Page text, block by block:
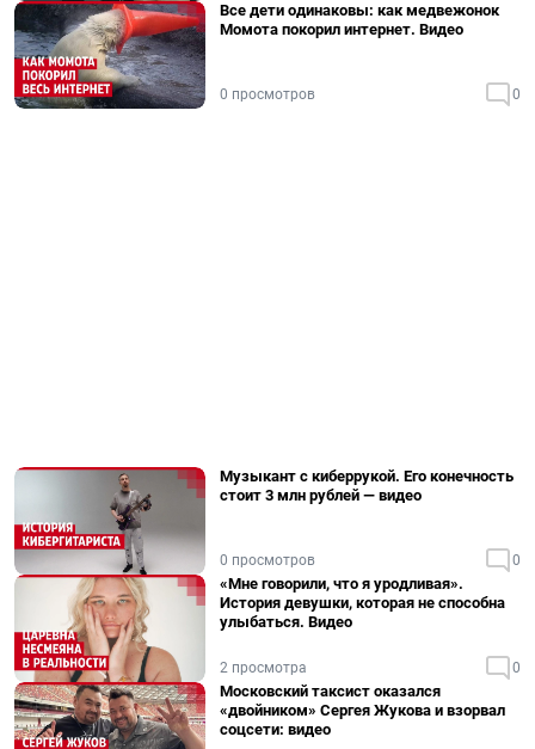
Все дети одинаковы: как медвежонок
Момота покорил интернет. Видео
0 просмотров 0
Музыкант с киберрукой. Его конечность
стоит 3 млн рублей — видео
0 просмотров 0
«Мне говорили, что я уродливая».
История девушки, которая не способна
улыбаться. Видео
2 просмотра 0
Московский таксист оказался
«двойником» Сергея Жукова и взорвал
соцсети: видео